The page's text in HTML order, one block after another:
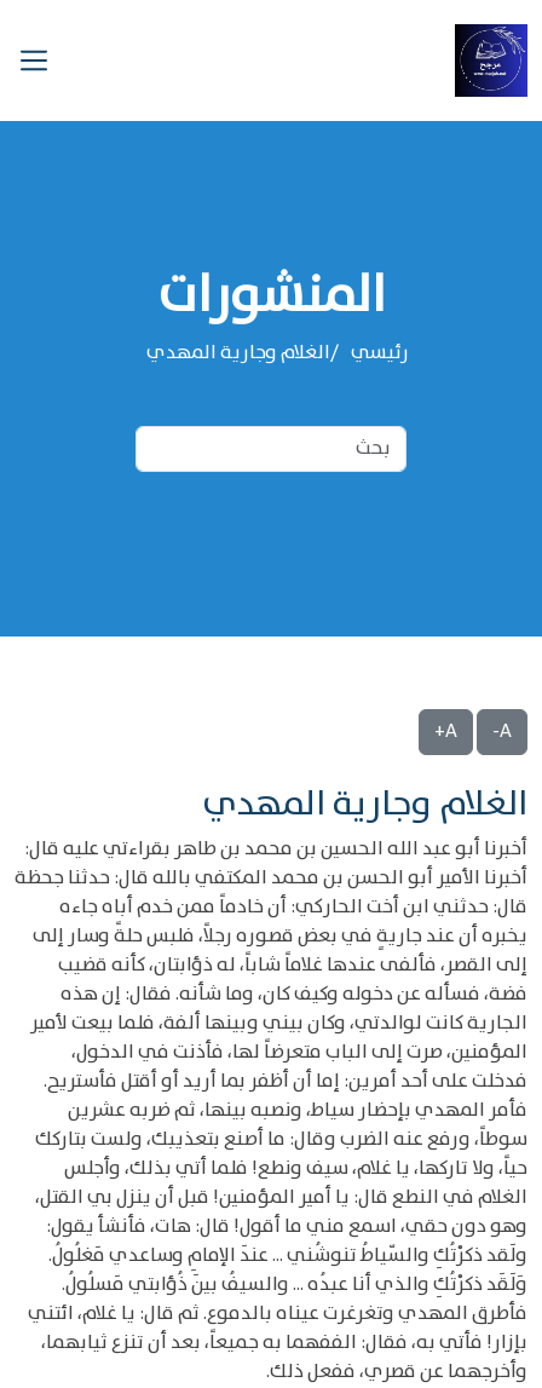
المنشورات
رئيسي الغلام وجارية المهدي
A-
A+
الغلام وجارية المهدي
أخبرنا أبو عبد الله الحسين بن محمد بن طاهر بقراءتي عليه قال:
أخبرنا الأمير أبو الحسن بن محمد المكتفي بالله قال: حدثنا جحظة
قال: حدثني ابن أخت الحاركي: أن خادماً ممن خدم أباه جاءه
يخبره أن عند جاريةٍ في بعض قصوره رجلاً، فلبس حلةً وسار إلى
إلى القصر، فألفى عندها غلاماً شاباً، له ذؤابتان، كأنه قضيب
فضة، فسأله عن دخوله وكيف كان، وما شأنه. فقال: إن هذه
الجارية كانت لوالدتي، وكان بيني وبينها ألفة، فلما بيعت لأمير
المؤمنين، صرت إلى الباب متعرضاً لها، فأذنت في الدخول،
فدخلت على أحد أمرين: إما أن أظفر بما أريد أو أقتل فأستريح.
فأمر المهدي بإحضار سياط، ونصبه بينها، ثم ضربه عشرين
سوطاً، ورفع عنه الضرب وقال: ما أصنع بتعذيبك، ولست بتاركك
حياً، ولا تاركها، يا غلام، سيف ونطع! فلما أتي بذلك، وأجلس
الغلام في النطع قال: يا أمير المؤمنين! قبل أن ينزل بي القتل،
وهو دون حقي، اسمع مني ما أقول! قال: هات، فأنشأ يقول:
ولَقد ذكرْتُكِ والسّياطُ تنوشُني ... عندَ الإمامِ وساعدي مَغلُولُ.
وَلَقَد ذكرْتُكِ والذي أنا عبدُه ... والسيفُ بينَ ذُؤابتي مَسلُولُ.
فأطرق المهدي وتغرغرت عيناه بالدموع. ثم قال: يا غلام، ائتني
بإزار! فأتي به، فقال: الففهما به جميعاً، بعد أن تنزع ثيابهما،
وأخرجهما عن قصري، ففعل ذلك.